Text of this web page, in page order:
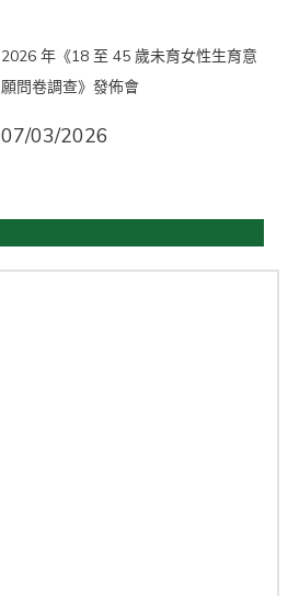
2026 年《18 至 45 歲未育女性生育意
願問卷調查》發佈會
07/03/2026